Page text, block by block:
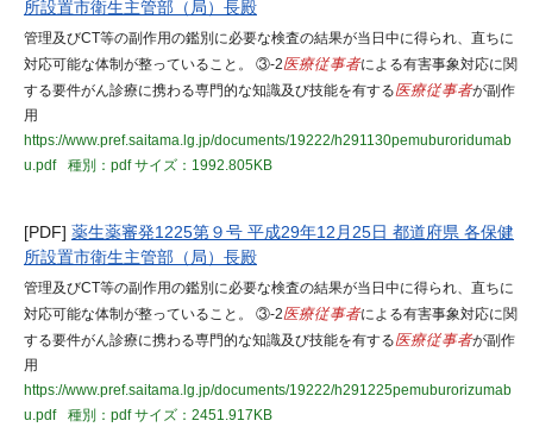
所設置市衛生主管部（局）長殿
管理及びCT等の副作用の鑑別に必要な検査の結果が当日中に得られ、直ちに
対応可能な体制が整っていること。 ③-2医療従事者による有害事象対応に関
する要件がん診療に携わる専門的な知識及び技能を有する医療従事者が副作
用
https://www.pref.saitama.lg.jp/documents/19222/h291130pemuburoridumab
u.pdf
種別：pdfサイズ：1992.805KB
[PDF] 薬生薬審発1225第９号 平成29年12月25日 都道府県 各保健
所設置市衛生主管部（局）長殿
管理及びCT等の副作用の鑑別に必要な検査の結果が当日中に得られ、直ちに
対応可能な体制が整っていること。 ③-2医療従事者による有害事象対応に関
する要件がん診療に携わる専門的な知識及び技能を有する医療従事者が副作
用
https://www.pref.saitama.lg.jp/documents/19222/h291225pemuburorizumab
u.pdf
種別：pdfサイズ：2451.917KB